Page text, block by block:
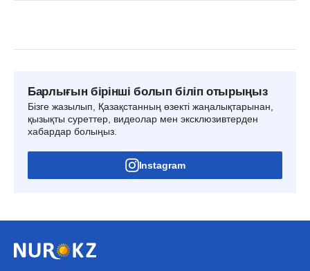
Барлығын бірінші болып біліп отырыңыз
Бізге жазылып, Қазақстанның өзекті жаңалықтарынан,
қызықты суреттер, видеолар мен эксклюзивтерден
хабардар болыңыз.
Instagram